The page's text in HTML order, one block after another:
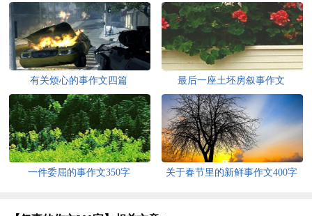
有关烦心的事作文四篇 最后一座土坯房叙事作文
一件委屈的事作文350字
关于春节里的新鲜事作文400字